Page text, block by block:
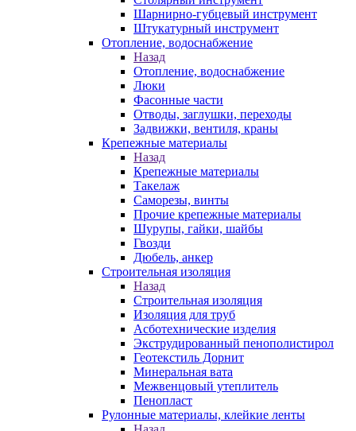
Шарнирно-губцевый инструмент
Штукатурный инструмент
Отопление, водоснабжение
Назад
Отопление, водоснабжение
Люки
Фасонные части
Отводы, заглушки, переходы
Задвижки, вентиля, краны
Крепежные материалы
Назад
Крепежные материалы
Такелаж
Саморезы, винты
Прочие крепежные материалы
Шурупы, гайки, шайбы
Гвозди
Дюбель, анкер
Строительная изоляция
Назад
Строительная изоляция
Изоляция для труб
Асботехнические изделия
Экструдированный пенополистирол
Геотекстиль Дорнит
Минеральная вата
Межвенцовый утеплитель
Пенопласт
Рулонные материалы, клейкие ленты